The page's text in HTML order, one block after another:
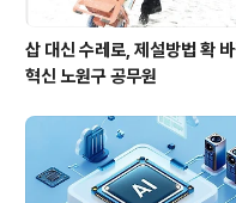
삽 대신 수레로, 제설방법 확
혁신 노원구 공무원